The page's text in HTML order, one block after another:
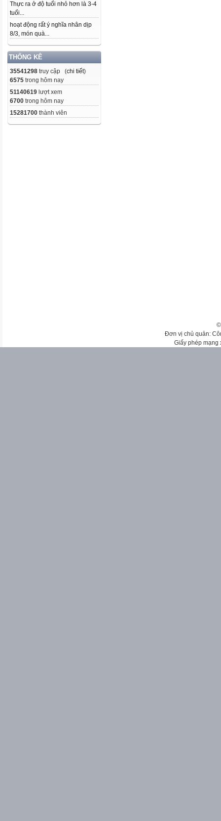
Thực ra ở độ tuổi nhỏ hơn là 3-4
tuổi...
hoạt động rất ý nghĩa nhân dịp
8/3, món quà...
THỐNG KÊ
35541298 truy cập (chi tiết)
6575 trong hôm nay
51140619 lượt xem
6700 trong hôm nay
15281700 thành viên
Đơn vị chủ quản:
Giấy phép mạng